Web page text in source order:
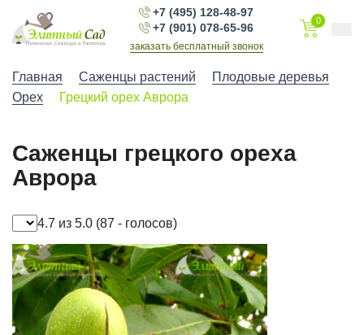
+7 (495) 128-48-97
+7 (901) 078-65-96
заказать бесплатный звонок
0
Главная Саженцы растений
Плодовые деревья
Орех
Грецкий орех Аврора
Саженцы грецкого ореха
Аврора
4.7 из 5.0 (87 - голосов)